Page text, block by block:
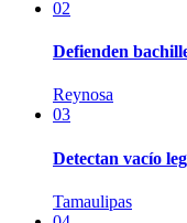
02
Defienden
Reynosa
03
Detectan vacío
Tamaulipas